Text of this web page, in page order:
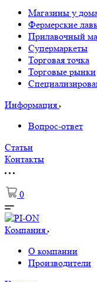
Магазины у
Фермерские
Прилавочный
Супермаркеты
Торговая точка
Торговые рынки
Информация
Вопрос-ответ
Статьи
Контакты
0
Компания
О компании
Производители